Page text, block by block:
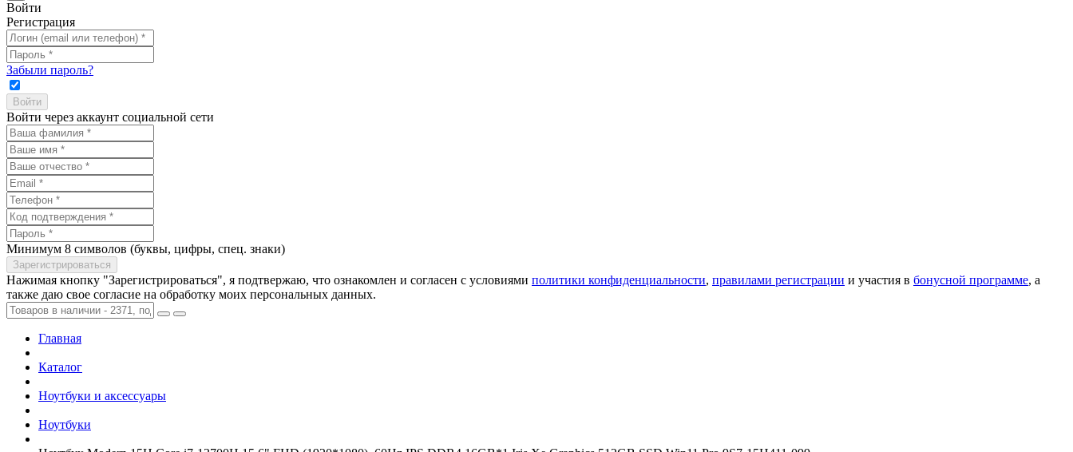
Войти
Регистрация
Забыли пароль?
Войти через аккаунт социальной сети
Минимум 8 символов (буквы, цифры, спец. знаки)
Нажимая кнопку "Зарегистрироваться", я подтвержаю, что ознакомлен и согласен с условиями политики конфиденциальности, правилами регистрации и участия в бонусной программе, а
также даю свое согласие на обработку моих персональных данных.
Главная
Каталог
Ноутбуки и аксессуары
Ноутбуки